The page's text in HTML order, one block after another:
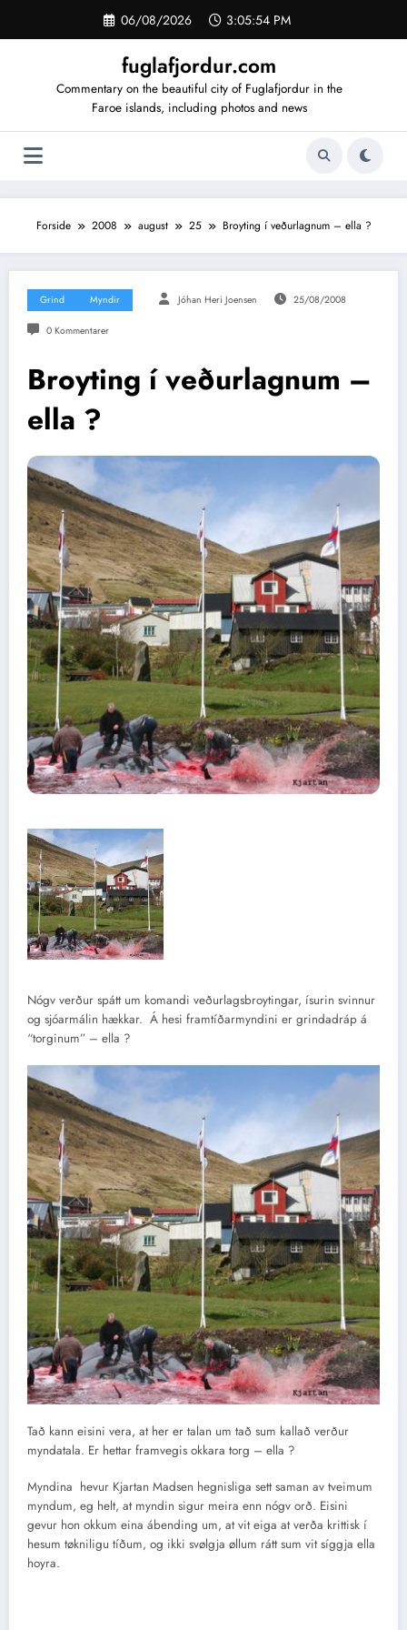
indhold
06/08/2026 3:05:55 PM
fuglafjordur.com
Commentary on the beautiful city of Fuglafjordur in the
Faroe islands, including photos and news
Forside 2008 august 25 Broyting í veðurlagnum – ella ?
Grind Myndir Jóhan Heri Joensen 25/08/2008
0 Kommentarer
Broyting í veðurlagnum –
ella ?
Nógv verður spátt um komandi veðurlagsbroytingar, ísurin svinnur
og sjóarmálin hækkar. Á hesi framtíðarmyndini er grindadráp á
“torginum” – ella ?
Tað kann eisini vera, at her er talan um tað sum kallað verður
myndatala. Er hettar framvegis okkara torg – ella ?
Myndina hevur Kjartan Madsen hegnisliga sett saman av tveimum
myndum, eg helt, at myndin sigur meira enn nógv orð. Eisini
gevur hon okkum eina ábending um, at vit eiga at verða krittisk í
hesum tøkniligu tíðum, og ikki svølgja øllum rátt sum vit síggja ella
hoyra.